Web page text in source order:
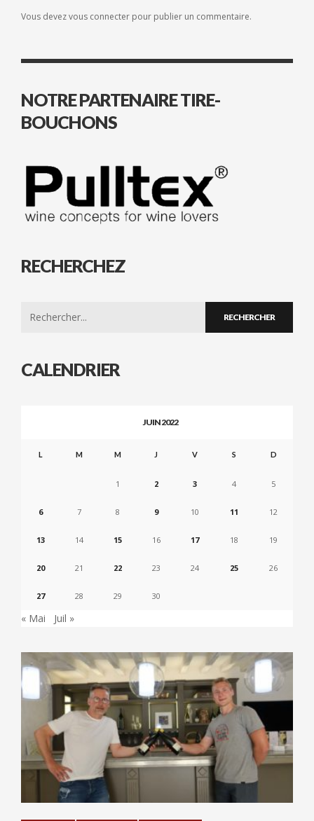
Vous devezvous connecter pour publier un commentaire.
NOTRE PARTENAIRE TIRE-
BOUCHONS
RECHERCHEZ
CALENDRIER
JUIN 2022
L M M J V S D
1 2 3 4 5
6 7 8 9 10 11 12
13 14 15 16 17 18 19
20 21 22 23 24 25 26
27 28 29 30
« Mai Juil »